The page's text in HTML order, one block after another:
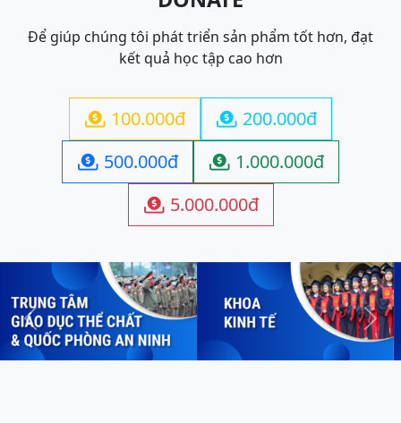
Để giúp chúng tôi phát triển sản phẩm tốt hơn, đạt
kết quả học tập cao hơn
 100.000đ  200.000đ
 500.000đ  1.000.000đ
 5.000.000đ
Previous Next